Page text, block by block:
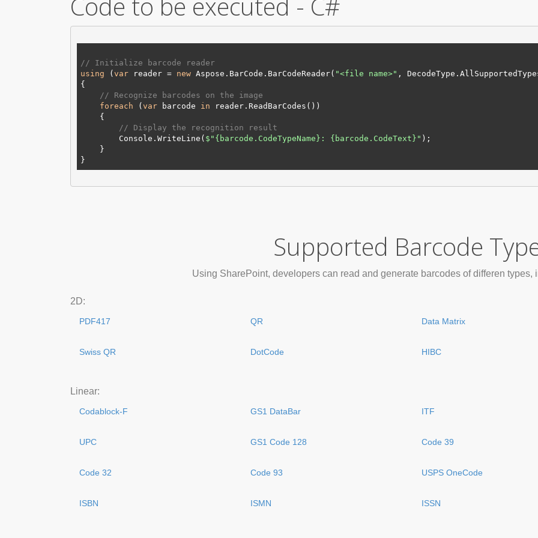
// Initialize barcode reader
using ( var reader = new Aspose.BarCode.BarCodeReader( "<file name>" , DecodeType.
// Recognize barcodes on the image
foreach ( var barcode in reader.ReadBarCodes())
// Display the recognition result
        Console.WriteLine(
$" {barcode.CodeTypeName} : {barcode.CodeText} " );
Supported Barcode
Using SharePoint, developers can read and generate barcodes of differen types,
2D:
PDF417 QR Data Matrix
Swiss QR DotCode HIBC
Linear:
Codablock-F GS1 DataBar ITF
UPC GS1 Code 128 Code 39
Code 32 Code 93 USPS OneCode
ISBN ISMN ISSN